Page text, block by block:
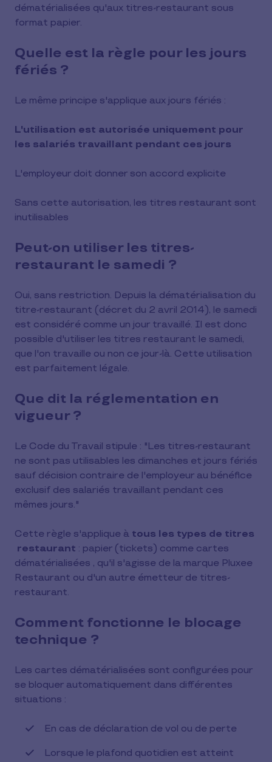
dématérialisées qu'aux titres-restaurant sous
format papier.
Quelle est la règle pour les jours
fériés ?
Le même principe s'applique aux jours fériés :
L'utilisation est autorisée uniquement pour
les salariés travaillant pendant ces jours
L'employeur doit donner son accord explicite
Sans cette autorisation, les titres restaurant sont
inutilisables
Peut-on utiliser les titres-
restaurant le samedi ?
Oui, sans restriction. Depuis la dématérialisation du
titre-restaurant (décret du 2 avril 2014), le samedi
est considéré comme un jour travaillé. Il est donc
possible d'utiliser les titres restaurant le samedi,
que l'on travaille ou non ce jour-là. Cette utilisation
est parfaitement légale.
Que dit la réglementation en
vigueur ?
Le Code du Travail stipule : "Les titres-restaurant
ne sont pas utilisables les dimanches et jours fériés
sauf décision contraire de l'employeur au bénéfice
exclusif des salariés travaillant pendant ces
mêmes jours."
Cette règle s'applique à tous les types de titres
restaurant : papier (tickets) comme cartes
dématérialisées , qu'il s'agisse de la marque Pluxee
Restaurant ou d'un autre émetteur de titres-
restaurant.
Comment fonctionne le blocage
technique ?
Les cartes dématérialisées sont configurées pour
se bloquer automatiquement dans différentes
situations :
En cas de déclaration de vol ou de perte
Lorsque le plafond quotidien est atteint